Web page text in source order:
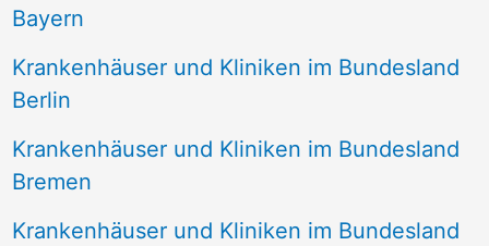
Bayern
Krankenhäuser und Kliniken im Bundesland
Berlin
Krankenhäuser und Kliniken im Bundesland
Bremen
Krankenhäuser und Kliniken im Bundesland